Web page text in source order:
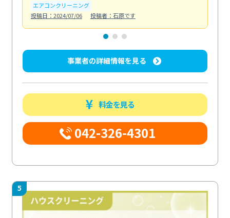
エアコンクリーニング
投稿日：2024/07/06
投稿者：石原です
事業者の詳細情報を見る
料金を見る
042-326-4301
5